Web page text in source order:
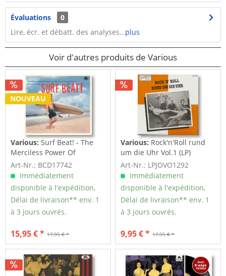
Évaluations
0
Lire, écr. et débatt. des analyses…plus
Voir d'autres produits de Various
NOUVEAU
Various: Surf Beat! - The
Merciless Power Of
Water,...
Art-Nr.: BCD17742
Immédiatement
disponible à l'expédition,
Délai de livraison** env. 1
à 3 jours ouvrés.
17,95 € *
15,95 € *
Various: Rock'n'Roll rund
um die Uhr Vol.1 (LP)
Art-Nr.: LPJOVO1292
Immédiatement
disponible à l'expédition,
Délai de livraison** env. 1
à 3 jours ouvrés.
17,95 € *
9,95 € *